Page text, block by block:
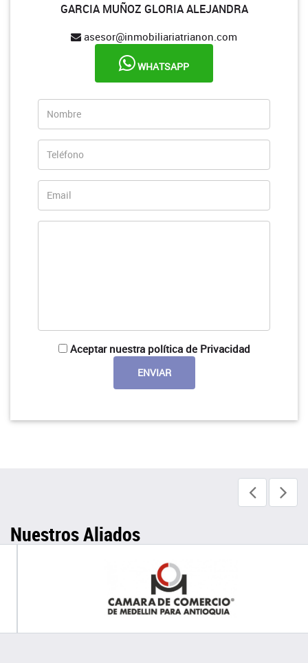
GARCIA MUÑOZ GLORIA ALEJANDRA
asesor@inmobiliariatrianon.com
WHATSAPP
Aceptar nuestra política de Privacidad
Nuestros Aliados